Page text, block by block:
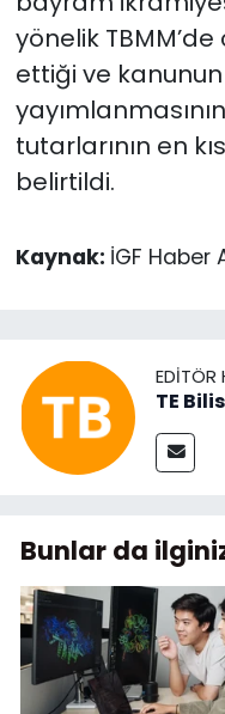
yönelik
ettiği ve kanunun
tutarlarının en
belirtildi.
Kaynak: İGF Haber
EDITÖR
TE
Bunlar da